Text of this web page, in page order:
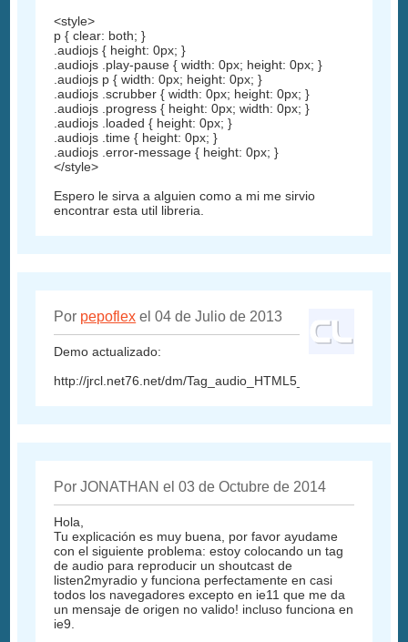
<style>
p { clear: both; }
.audiojs { height: 0px; }
.audiojs .play-pause { width: 0px; height: 0px; }
.audiojs p { width: 0px; height: 0px; }
.audiojs .scrubber { width: 0px; height: 0px; }
.audiojs .progress { height: 0px; width: 0px; }
.audiojs .loaded { height: 0px; }
.audiojs .time { height: 0px; }
.audiojs .error-message { height: 0px; }
</style>
Espero le sirva a alguien como a mi me sirvio
encontrar esta util libreria.
Por pepoflex el 04 de Julio de 2013
Demo actualizado:
http://jrcl.net76.net/dm/
Por JONATHAN el 03 de Octubre de 2014
Hola,
Tu explicación es muy buena, por favor ayudame
con el siguiente problema: estoy colocando un tag
de audio para reproducir un shoutcast de
listen2myradio y funciona perfectamente en casi
todos los navegadores excepto en ie11 que me da
un mensaje de origen no valido! incluso funciona en
ie9.